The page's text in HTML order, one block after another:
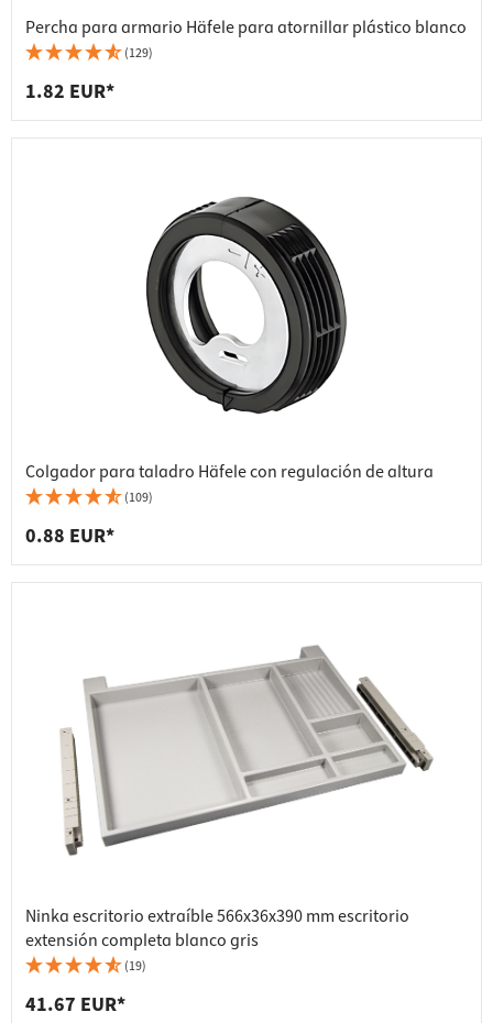
Percha para armario Häfele para atornillar plástico blanco
(129)
1.82 EUR*
Colgador para taladro Häfele con regulación de altura
(109)
0.88 EUR*
Ninka escritorio extraíble 566x36x390 mm escritorio
extensión completa blanco gris
(19)
41.67 EUR*